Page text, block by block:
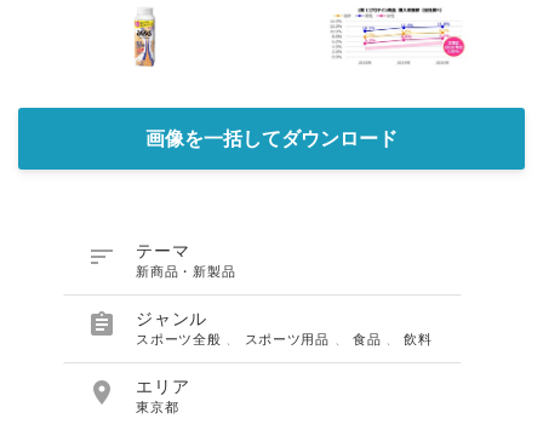
画像を一括してダウンロード
 テーマ
新商品・新製品
 ジャンル
スポーツ全般 、 スポーツ用品 、 食品 、飲料
 エリア
東京都